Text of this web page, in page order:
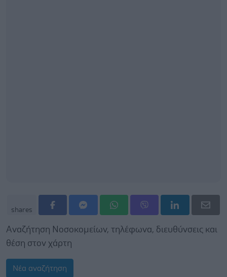
shares
Αναζήτηση Νοσοκομείων, τηλέφωνα, διευθύνσεις και
θέση στον χάρτη
Νέα αναζήτηση